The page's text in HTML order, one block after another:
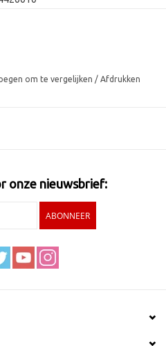
om te vergelijken / Afdrukken
onze nieuwsbrief:
ABONNEER